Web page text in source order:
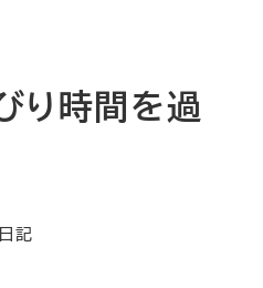
り時間を過
リー
日記